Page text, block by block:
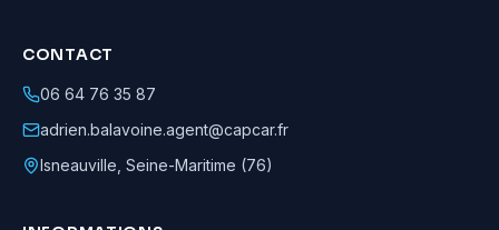
CONTACT
06 64 76 35 87
adrien.balavoine.agent@capcar.fr
Isneauville Seine-Maritime (76)